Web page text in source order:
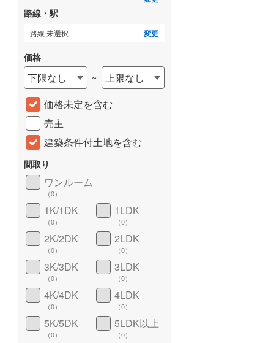
路線・駅
路線 未選択 変更
価格
下限なし ~
上限なし
価格未定を含む
売主
建築条件付土地を含む
間取り
ワンルーム
（0）
1K/1DK
（0）
1LDK
（0）
2K/2DK
（0）
2LDK
（0）
3K/3DK
（0）
3LDK
（0）
4K/4DK
（0）
4LDK
（0）
5K/5DK
（0）
5LDK以上
（0）
詳しく見る